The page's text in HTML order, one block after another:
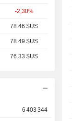
-2,30%
78.46 $US
78.49 $US
76.33 $US
6 403 344